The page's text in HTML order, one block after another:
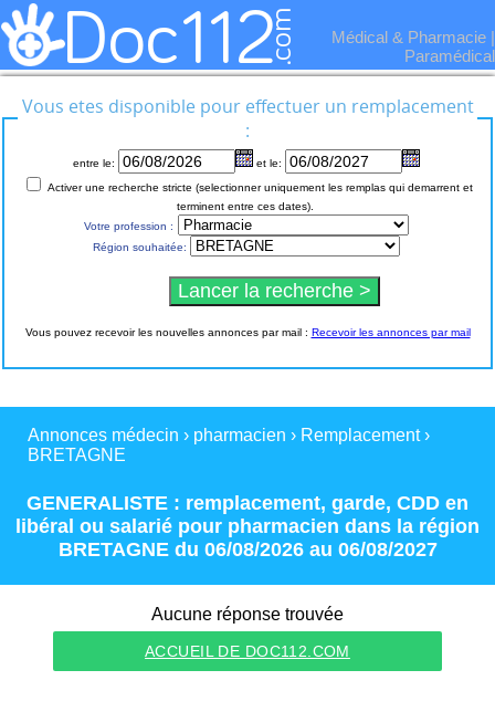
Médical & Pharmacie |
Paramédical
Vous etes disponible pour effectuer un remplacement
:
entre le:
et le:
terminent entre ces dates).
Votre profession :
Région souhaitée:
Vous pouvez recevoir les nouvelles annonces par mail : Recevoir les annonces par mail
Annonces médecin › pharmacien › Remplacement ›
BRETAGNE
GENERALISTE : remplacement, garde, CDD en
libéral ou salarié pour pharmacien dans la région
BRETAGNEdu 06/08/2026 au 06/08/2027
Aucune réponse trouvée
ACCUEIL DE DOC112.COM